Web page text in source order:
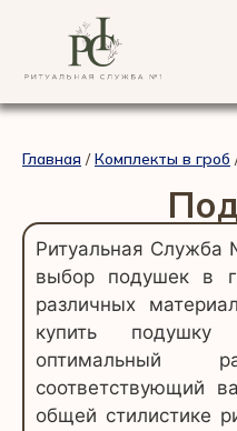
Главная /Комплекты в гроб
Ритуальная Служба
выбор подушек в
различных
купить
соответствующий
общей стилистике